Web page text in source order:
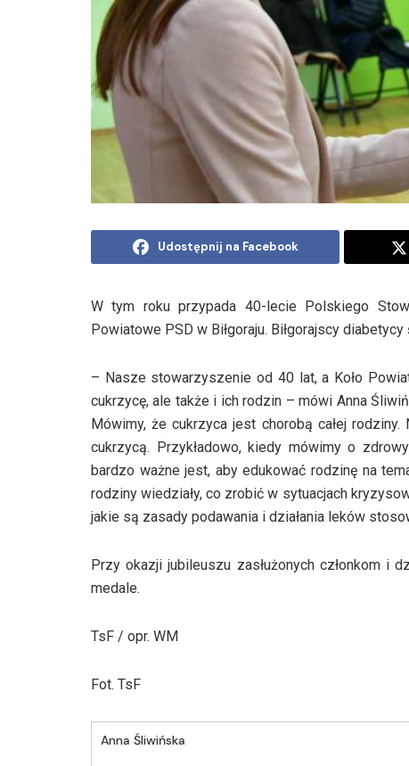
Udostępnij na Facebook
W tym roku przypada 40-lecie Polskiego
Powiatowe PSD w Biłgoraju. Biłgorajscy
– Nasze stowarzyszenie od 40 lat, a Koło
cukrzycę, ale także i ich rodzin – mówi Anna
Mówimy, że cukrzyca jest chorobą całej
cukrzycą. Przykładowo, kiedy mówimy o
bardzo ważne jest, aby edukować rodzinę na
rodziny wiedziały, co zrobić w sytuacjach
jakie są zasady podawania i działania leków
Przy okazji jubileuszu zasłużonych członkom i
medale.
TsF / opr. WM
Fot. TsF
Anna Śliwińska